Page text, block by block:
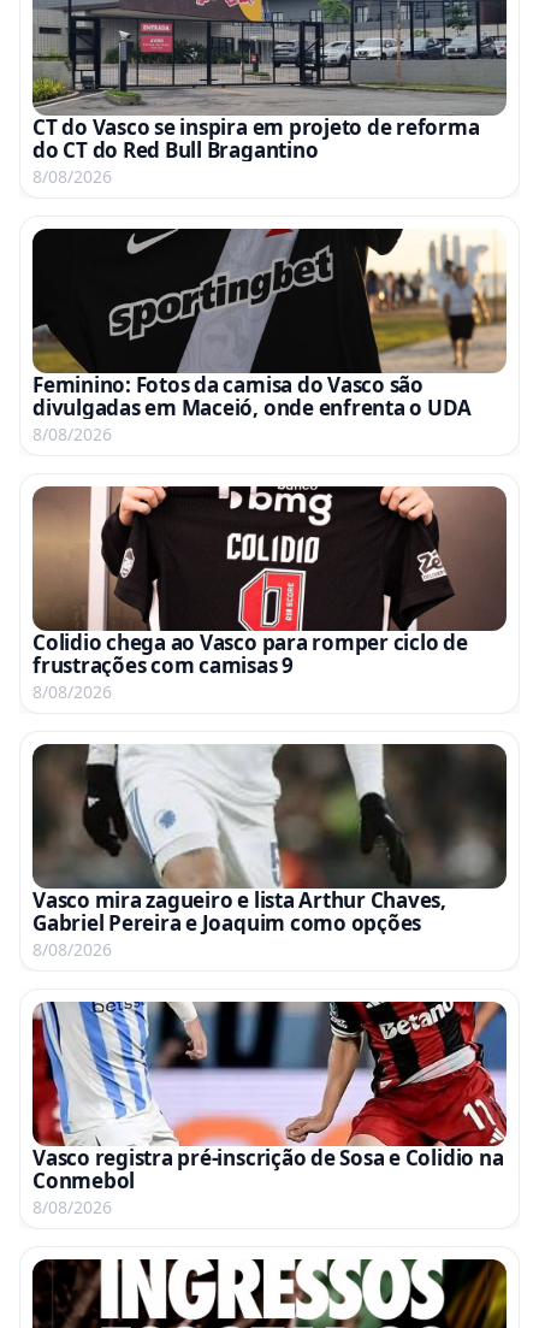
CT do Vasco se inspira em projeto de reforma
do CT do Red Bull Bragantino
8/08/2026
Feminino: Fotos da camisa do Vasco são
divulgadas em Maceió, onde enfrenta o UDA
8/08/2026
Colidio chega ao Vasco para romper ciclo de
frustrações com camisas 9
8/08/2026
Vasco mira zagueiro e lista Arthur Chaves,
Gabriel Pereira e Joaquim como opções
8/08/2026
Vasco registra pré-inscrição de Sosa e Colidio na
Conmebol
8/08/2026